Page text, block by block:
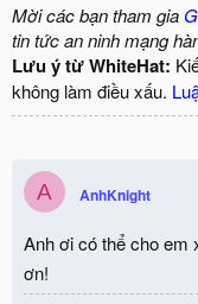
Mời các bạn tham gia
tin tức an ninh mạng
Lưu ý từ WhiteHat:
không làm điều xấu.
A AnhKnight
Anh ơi có thể cho em
ơn!